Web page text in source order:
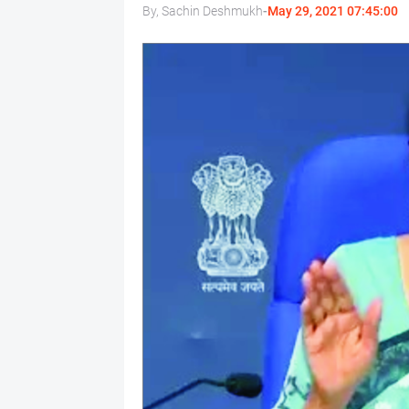
By, Sachin Deshmukh-May 29, 2021 07:45:00